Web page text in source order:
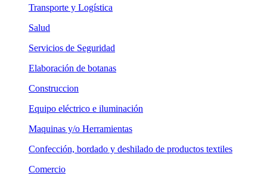
Transporte y Logística
Salud
Servicios de Seguridad
Elaboración de botanas
Construccion
Equipo eléctrico e iluminación
Maquinas y/o Herramientas
Confección, bordado y deshilado de productos textiles
Comercio